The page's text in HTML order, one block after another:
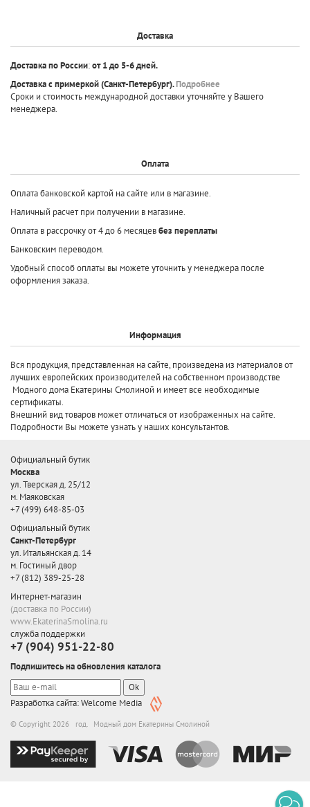
Доставка
Доставка по России:от 1 до 5-6 дней.
Доставка с примеркой(Санкт-Петербург).Подробнее
Сроки и стоимость международной доставки уточняйте у Вашего
менеджера.
Оплата
Оплата банковской картой на сайте или в магазине.
Наличный расчет при получении в магазине.
Оплата в рассрочку от 4 до 6 месяцевбез переплаты
Банковским переводом.
Удобный способ оплаты вы можете уточнить у менеджера после
оформления заказа.
Информация
Вся продукция, представленная на сайте, произведена из материалов от
лучших европейских производителей на собственном производстве
Модного дома Екатерины Смолиной и имеет все необходимые
сертификаты.
Внешний вид товаров может отличаться от изображенных на сайте.
Подробности Вы можете узнать у наших консультантов.
Официальный бутик
Москва
ул. Тверская д. 25/12
м. Маяковская
+7 (499) 648-85-03
Официальный бутик
Санкт-Петербург
ул. Итальянская д. 14
м. Гостиный двор
+7 (812) 389-25-28
Интернет-магазин
(доставка по России)
www.EkaterinaSmolina.ru
служба поддержки
+7 (904) 951-22-80
Подпишитесь на обновления каталога
Ok
Разработка сайта: Welcome Media
© Copyright 2026 год. Модный дом Екатерины Смолиной